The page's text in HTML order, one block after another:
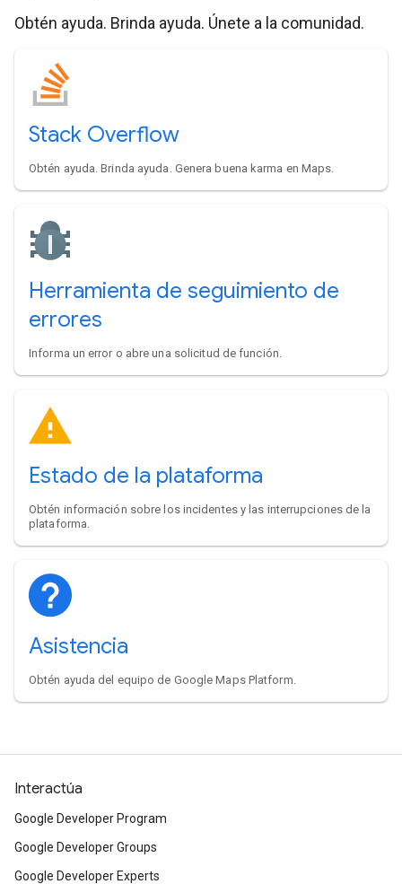
Obtén ayuda. Brinda ayuda. Únete a la comunidad.
Stack Overflow
Obtén ayuda. Brinda ayuda. Genera buena karma en Maps.
Herramienta de seguimiento de
errores
Informa un error o abre una solicitud de función.
Estado de la plataforma
Obtén información sobre los incidentes y las interrupciones de la
plataforma.
Asistencia
Obtén ayuda del equipo de Google Maps Platform.
Interactúa
Google Developer Program
Google Developer Groups
Google Developer Experts